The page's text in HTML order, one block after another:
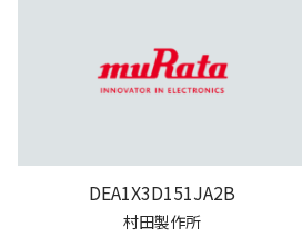
DEA1X3D151JA2B
村田製作所